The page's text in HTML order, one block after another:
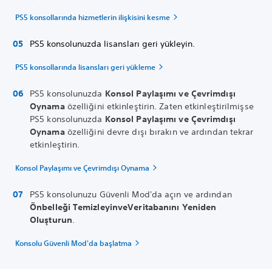
PS5 konsollarında hizmetlerin ilişkisini kesme
PS5 konsolunuzda lisansları geri yükleyin.
PS5 konsollarında lisansları geri yükleme
PS5 konsolunuzda Konsol Paylaşımı ve Çevrimdışı
Oynamaözelliğini etkinleştirin. Zaten etkinleştirilmişse
PS5 konsolunuzda Konsol Paylaşımı ve Çevrimdışı
Oynamaözelliğini devre dışı bırakın ve ardından tekrar
etkinleştirin.
Konsol Paylaşımı ve Çevrimdışı Oynama
PS5 konsolunuzu Güvenli Mod'da açın ve ardından
Önbelleği TemizleyinveVeritabanını Yeniden
Oluşturun.
Konsolu Güvenli Mod'da başlatma